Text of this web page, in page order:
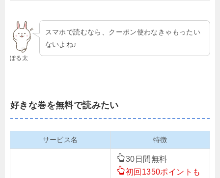
ぽる太
スマホで読むなら、クーポン使わなきゃもったい
ないよね♪
好きな巻を無料で読みたい
サービス名 特徴
30日間無料
初回1350ポイントも